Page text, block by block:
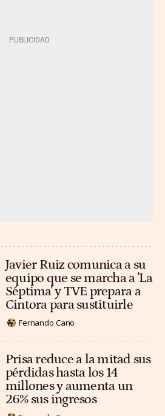
Javier Ruiz comunica a su
equipo que se marcha a 'La
Séptima' y TVE prepara a
Cintora para sustituirle
Fernando Cano
Prisa reduce a la mitad sus
pérdidas hasta los 14
millones y aumenta un
26% sus ingresos